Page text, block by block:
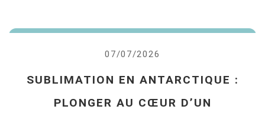
07/07/2026
SUBLIMATION EN ANTARCTIQUE :
PLONGER AU CŒUR D’UN